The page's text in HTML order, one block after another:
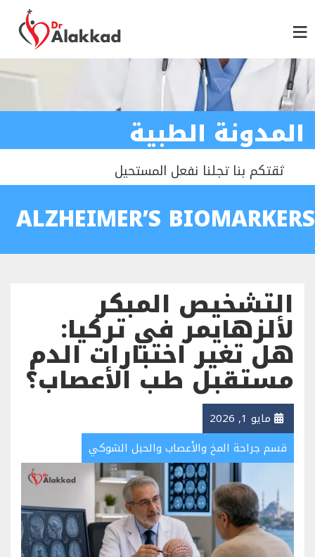
المدونة الطبية
ثقتكم بنا تجلنا نفعل المستحيل
ALZHEIMER’S BIOMARKERS
التشخيص المبكر
لألزهايمر في تركيا:
هل تغير اختبارات الدم
مستقبل طب الأعصاب؟
مايو 1, 2026
قسم جراحة المخ والأعصاب والحبل الشوكي